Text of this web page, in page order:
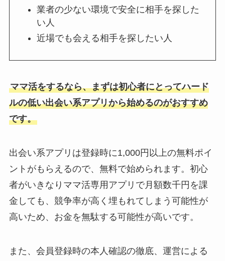
業者の少ない環境で安全に相手を探した
い人
近場でも会える相手を探したい人
ママ活をするなら、まずは初心者にとってハード
ルの低い出会い系アプリから始めるのがおすすめ
です。
出会い系アプリは登録時に1,000円以上の無料ポイ
ントがもらえるので、無料で始められます。初心
者がいきなりママ活専用アプリで月額数千円を課
金しても、競争率が高く埋もれてしまう可能性が
高いため、お金を無駄する可能性が高いです。
また、会員登録時の本人確認の徹底、運営による